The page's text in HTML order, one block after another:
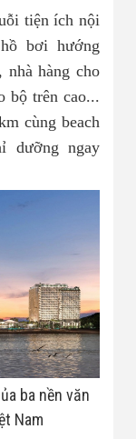
tiện ích nội
bơi hướng
nhà hàng cho
bộ trên cao...
cùng beach
dưỡng ngay
ba nền văn
Nam